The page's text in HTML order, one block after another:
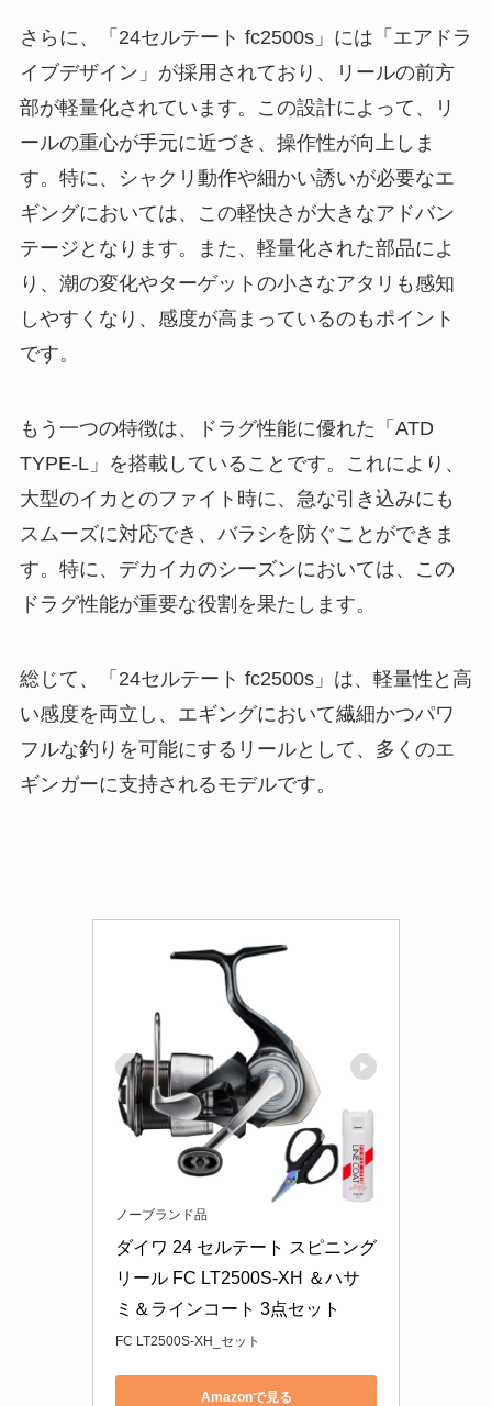
さらに、「24セルテート fc2500s」には「エアドラ
イブデザイン」が採用されており、リールの前方
部が軽量化されています。この設計によって、リ
ールの重心が手元に近づき、操作性が向上しま
す。特に、シャクリ動作や細かい誘いが必要なエ
ギングにおいては、この軽快さが大きなアドバン
テージとなります。また、軽量化された部品によ
り、潮の変化やターゲットの小さなアタリも感知
しやすくなり、感度が高まっているのもポイント
です。
もう一つの特徴は、ドラグ性能に優れた「ATD
TYPE-L」を搭載していることです。これにより、
大型のイカとのファイト時に、急な引き込みにも
スムーズに対応でき、バラシを防ぐことができま
す。特に、デカイカのシーズンにおいては、この
ドラグ性能が重要な役割を果たします。
総じて、「24セルテート fc2500s」は、軽量性と高
い感度を両立し、エギングにおいて繊細かつパワ
フルな釣りを可能にするリールとして、多くのエ
ギンガーに支持されるモデルです。
ノーブランド品
ダイワ 24 セルテート スピニング
リール FC LT2500S-XH ＆ハサ
ミ＆ラインコート 3点セット
FC LT2500S-XH_セット
Amazonで見る